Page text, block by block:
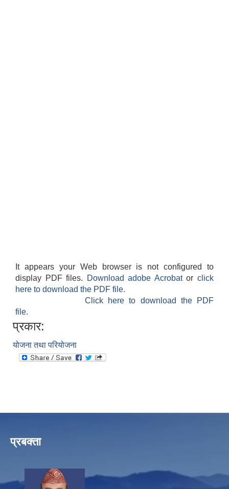
It appears your Web browser is not configured to
display PDF files.
Download adobe Acrobatorclick
here to download the PDF file.
Click here to download the PDF
file.
प्रकार:
योजना तथा परियोजना
प्रबक्ता